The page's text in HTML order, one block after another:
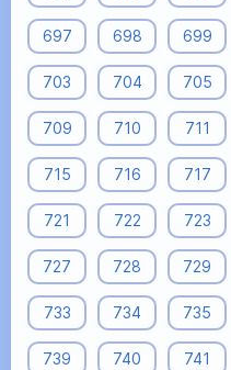
697 698 699
703 704 705
709 710 711
715 716 717
721 722 723
727 728 729
733 734 735
739 740 741